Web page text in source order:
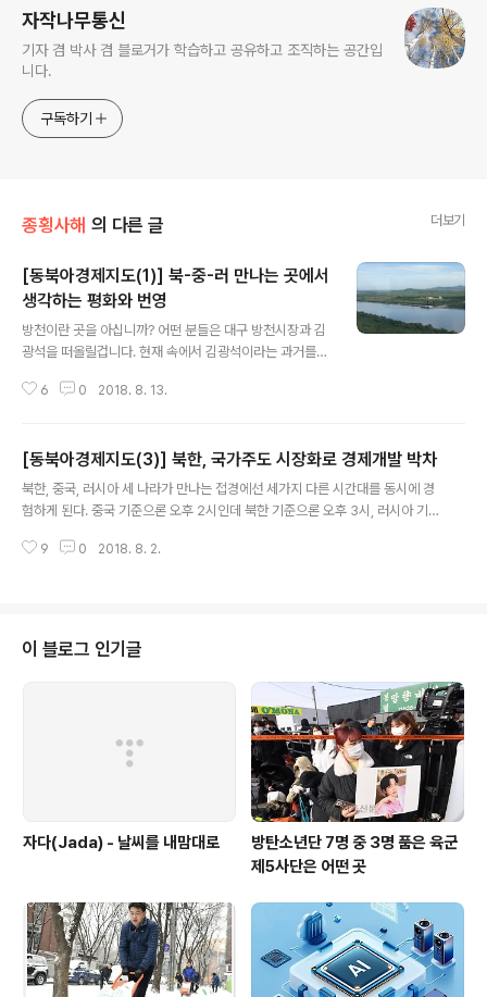
자작나무통신
기자 겸 박사 겸 블로거가 학습하고 공유하고 조직하는 공간입
니다.
구독하기
종횡사해 의 다른 글 더보기
[동북아경제지도(1)] 북-중-러 만나는 곳에서
생각하는 평화와 번영
방천이란 곳을 아십니까? 어떤 분들은 대구 방천시장과 김
광석을 떠올릴겁니다. 현재 속에서 김광석이라는 과거를
시간에 존재하는 곳이 있습니다. 중국어 발음으로 팡촨(防
록강 두만강 하구를 구글지도로 훑어보다가 조선민주주의
인민공화국과 중화인민공화국, 러시아 세 나라가 만나는
접경에 눈길이 갔습니다. 중국이 그곳에 관광지를 조성했
련 자료를 찾아보고 저는 방천에 가보고 싶다는 강렬한 욕
6 0 2018. 8. 13.
[동북아경제지도(3)] 북한, 국가주도 시장화로 경제개발 박차
북한, 중국, 러시아 세 나라가 만나는 접경에선 세가지 다른 시간대를 동시에 경
험하게 된다. 중국 기준으론 오후 2시인데 북한 기준으론 오후 3시, 러시아 기
되돌아왔다. 냉전의 지정학에서 두만강 하구는 북중러에서 가장 외진 곳이 만나
을 수 있다. 과거 일본이 추진했던 침략과 수탈의 동북아경제지도에서 이제는
경제협력과 공동번영의 동북아경제지도로 바뀌는 격변의 흐름을 취재했다.
9 0 2018. 8. 2.
이 블로그 인기글
자다(Jada) - 날씨를 내맘대로
방탄소년단 7명 중 3명 품은 육군
제5사단은 어떤 곳